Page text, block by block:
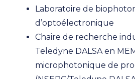
Laboratoire de
d’optoélectronique
Chaire de recherche
Teledyne DALSA en
microphotonique de